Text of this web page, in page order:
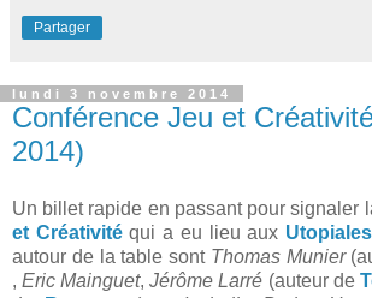
Partager
lundi 3 novembre 2014
Conférence Jeu et
2014)
Un billet rapide en passant pour signaler
et Créativitéqui a eu lieu aux
autour de la table sont Thomas Munier
,Eric Mainguet,Jérôme Larré (auteur de